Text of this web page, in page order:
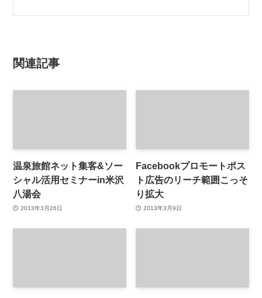
関連記事
温泉旅館ネット集客&ソー
シャル活用セミナーin米沢
八湯会
2013年3月26日
Facebookプロモートポス
ト広告のリーチ範囲こっそ
り拡大
2013年3月9日